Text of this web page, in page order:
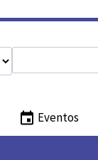
Eventos